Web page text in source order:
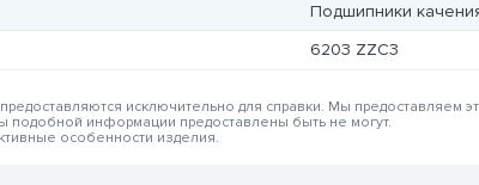
Подшипники
6203 ZZC3
исключительно для справки. Мы
подобной информации предоставлены быть не могут.
особенности изделия.